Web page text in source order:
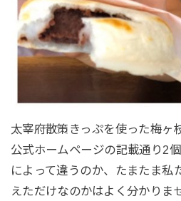
太宰府散策きっぷを使った梅ヶ
公式ホームページの記載通り2
によって違うのか、たまたま私
えただけなのかはよく分かりま